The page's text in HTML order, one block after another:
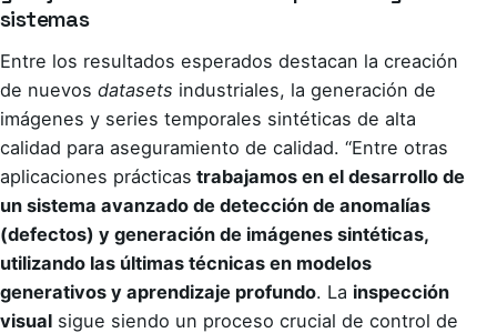
sistemas
Entre los resultados esperados destacan la creación
de nuevos datasets industriales, la generación de
imágenes y series temporales sintéticas de alta
calidad para aseguramiento de calidad. “Entre otras
aplicaciones prácticas trabajamos en el desarrollo de
un sistema avanzado de detección de anomalías
(defectos) y generación de imágenes sintéticas,
utilizando las últimas técnicas en modelos
generativos y aprendizaje profundo. La inspección
visual sigue siendo un proceso crucial de control de